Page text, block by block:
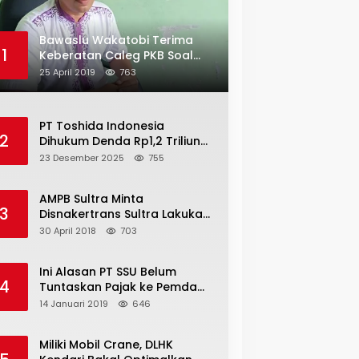
1
Bawaslu Wakatobi Terima
Keberatan Caleg PKB Soal
Penggelembungan Suara
25 April 2019 763
2
PT Toshida Indonesia
Dihukum Denda Rp1,2 Triliun
atas Aktivitas Tambang
23 Desember 2025 755
3
AMPB Sultra Minta
Disnakertrans Sultra Lakukan
Sweeping TKA
30 April 2018 703
4
Ini Alasan PT SSU Belum
Tuntaskan Pajak ke Pemda
Bombana Sebesar Rp8 Miliar
14 Januari 2019 646
Miliki Mobil Crane, DLHK